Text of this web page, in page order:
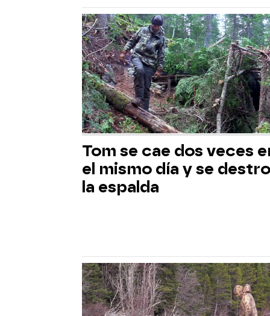
Tom se cae dos veces
el mismo día y se
la espalda